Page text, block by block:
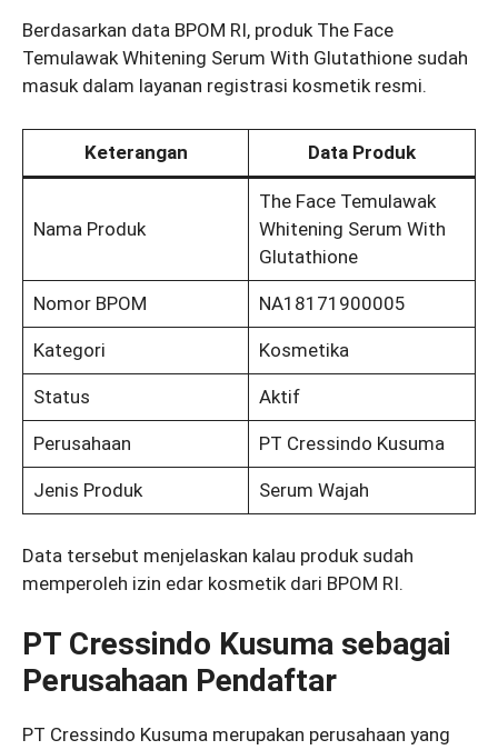
Berdasarkan data BPOM RI, produk The Face
Temulawak Whitening Serum With Glutathione sudah
masuk dalam layanan registrasi kosmetik resmi.
Keterangan Data Produk
Nama Produk
The Face Temulawak
Whitening Serum With
Glutathione
Nomor BPOM NA18171900005
Kategori Kosmetika
Status Aktif
Perusahaan PT Cressindo Kusuma
Jenis Produk Serum Wajah
Data tersebut menjelaskan kalau produk sudah
memperoleh izin edar kosmetik dari BPOM RI.
PT Cressindo Kusuma sebagai
Perusahaan Pendaftar
PT Cressindo Kusuma merupakan perusahaan yang